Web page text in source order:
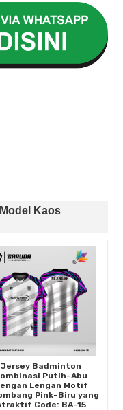
Kaos
Jersey Badminton
Putih–Abu
Lengan Motif
Pink–Biru yang
Code: BA-15